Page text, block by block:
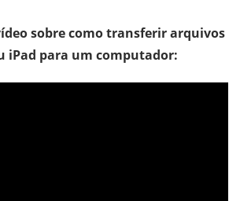
sobre como transferir arquivos
iPad para um computador: